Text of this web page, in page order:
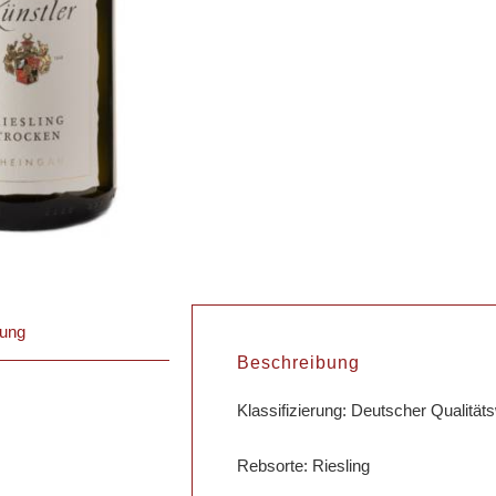
Beschreibung
Klassifizierung: Deutscher
Rebsorte: Riesling